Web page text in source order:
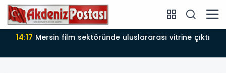
14:17 Mersin film sektöründe uluslararası vitrine çıktı